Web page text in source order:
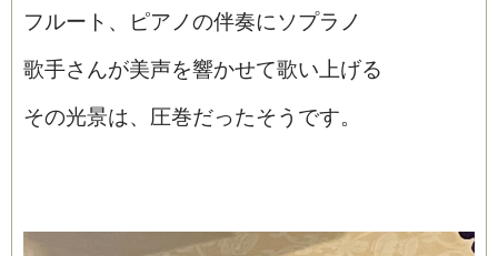
フルート、ピアノの伴奏にソプラノ
歌手さんが美声を響かせて歌い上げる
その光景は、圧巻だったそうです。